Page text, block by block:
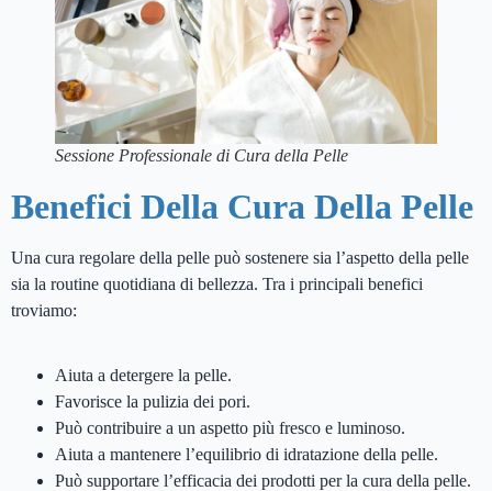
Sessione Professionale di Cura della Pelle
Benefici Della Cura Della Pelle
Una cura regolare della pelle può sostenere sia l’aspetto della pelle
sia la routine quotidiana di bellezza. Tra i principali benefici
troviamo:
Aiuta a detergere la pelle.
Favorisce la pulizia dei pori.
Può contribuire a un aspetto più fresco e luminoso.
Aiuta a mantenere l’equilibrio di idratazione della pelle.
Può supportare l’efficacia dei prodotti per la cura della pelle.